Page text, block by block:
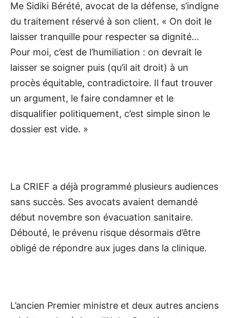
Me Sidiki Bérété, avocat de la défense, s’indigne
du traitement réservé à son client. « On doit le
laisser tranquille pour respecter sa dignité…
Pour moi, c’est de l’humiliation : on devrait le
laisser se soigner puis (qu’il ait droit) à un
procès équitable, contradictoire. Il faut trouver
un argument, le faire condamner et le
disqualifier politiquement, c’est simple sinon le
dossier est vide. »
La CRIEF a déjà programmé plusieurs audiences
sans succès. Ses avocats avaient demandé
début novembre son évacuation sanitaire.
Débouté, le prévenu risque désormais d’être
obligé de répondre aux juges dans la clinique.
L’ancien Premier ministre et deux autres anciens